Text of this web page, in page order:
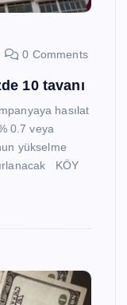
0 Comments
10 tavanı
hasılat
0.7 veya
yükselme
KÖY